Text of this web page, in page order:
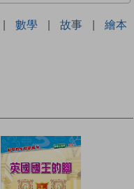
| 數學 | 故事 |
繪本